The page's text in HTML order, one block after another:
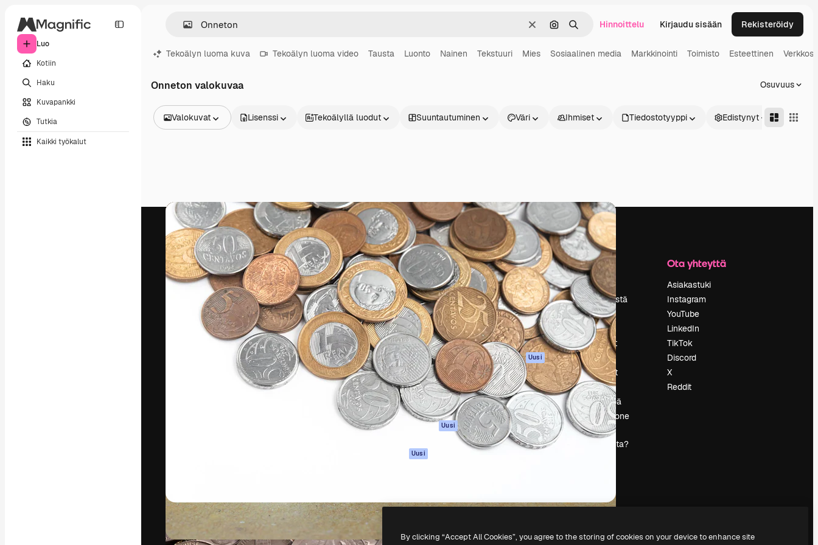
Luo
Kotiin
Haku
Kuvapankki
Tutkia
Kaikki työkalut
SelkeäHae kuvan perusteella
Haku Hinnoittelu Kirjaudu sisään Rekisteröidy
Tekoälyn luoma kuva Tekoälyn luoma video Tausta Luonto Nainen Tekstuuri Mies Sosiaalinen media Markkinointi Toimisto Esteettinen
Onneton valokuvaa Osuvuus
Valokuvat
Videot
Videomateriaali
Liikegrafiikka
Videopohjat
Kuvakkeet
3D mallit
Fontit
Lisenssi Tekoälyllä luodut Suuntautuminen Väri Ihmiset Tiedostotyyppi Edistynyt
Luova alusta parhaiden töidesi
toteuttamiseen. Yli miljoona tilaajaa
luovien alojen ammattilaisten, yritysten,
toimistojen ja studioiden joukossa.
Suomi
Tuotteet
Spaces
Tekoälyavustaja
Tekoälyllä toimiva
kuvageneraattori
Tekoälyllä toimiva
videogeneraattori
Tekoälyllä toimiva
äänigeneraattori
Kuvapankkisisältö
MCP
Claudelle ja
Uusi
Uusi
työkalut
Aloita
Academy
Dokumentaatio
Tuki
Käyttöehdot
Tietosuojakäytäntö
Alkuperäiset Uusi
Evästepolitiikka
Luottamuskeskus
Kumppanit
Yrityksille
Yritys
Hinnoittelu
Tietoja meistä
Reviews
Urat
Hakutrendit
Blogi
Tapahtumat
Slidesgo
Myy sisältöä
Lehdistöhuone
Etsitkö
magnific.ai:ta?
Ota yhteyttä
Asiakastuki
Instagram
YouTube
LinkedIn
TikTok
Discord
X
Reddit
By clicking “Accept All Cookies”, you agree to the storing of cookies on your device to enhance site